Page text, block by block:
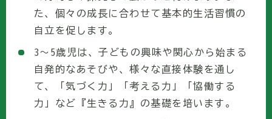
た、個々の成長に合わせて基本的生活習慣の
自立を促します。
3～5歳児は、子どもの興味や関心から始まる
自発的なあそびや、様々な直接体験を通し
て、「気づく力」「考える力」「協働する
力」など『生きる力』の基礎を培います。